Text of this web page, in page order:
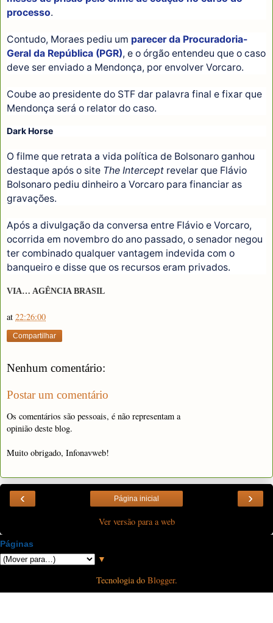
processo.
Contudo, Moraes pediu um parecer da Procuradoria-
Geral da República (PGR), e o órgão entendeu que o caso
deve ser enviado a Mendonça, por envolver Vorcaro.
Coube ao presidente do STF dar palavra final e fixar que
Mendonça será o relator do caso.
Dark Horse
O filme que retrata a vida política de Bolsonaro ganhou
destaque após o site The Intercept revelar que Flávio
Bolsonaro pediu dinheiro a Vorcaro para financiar as
gravações.
Após a divulgação da conversa entre Flávio e Vorcaro,
ocorrida em novembro do ano passado, o senador negou
ter combinado qualquer vantagem indevida com o
banqueiro e disse que os recursos eram privados.
VIA… AGÊNCIA BRASIL
at 22:26:00
Compartilhar
Nenhum comentário:
Postar um comentário
Os comentários são pessoais, é não representam a
opinião deste blog.
Muito obrigado, Infonavweb!
‹ ›
Página inicial
Ver versão para a web
Páginas
▼
Tecnologia do Blogger.